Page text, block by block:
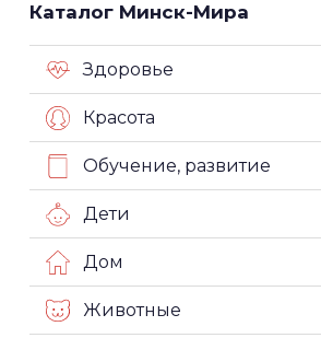
Каталог Минск-Мира
Здоровье
Красота
Обучение, развитие
Дети
Дом
Животные